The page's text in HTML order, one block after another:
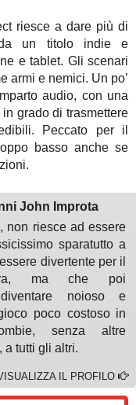
riesce a dare più di
un titolo indie e
e tablet. Gli scenari
armi e nemici. Un po’
audio, con una
grado di trasmettere
Peccato per il
basso anche se
John Improta
non riesce ad essere
sparatutto a
divertente per il
ma che poi
noioso e
poco costoso in
senza altre
a tutti gli altri.
IL PROFILO